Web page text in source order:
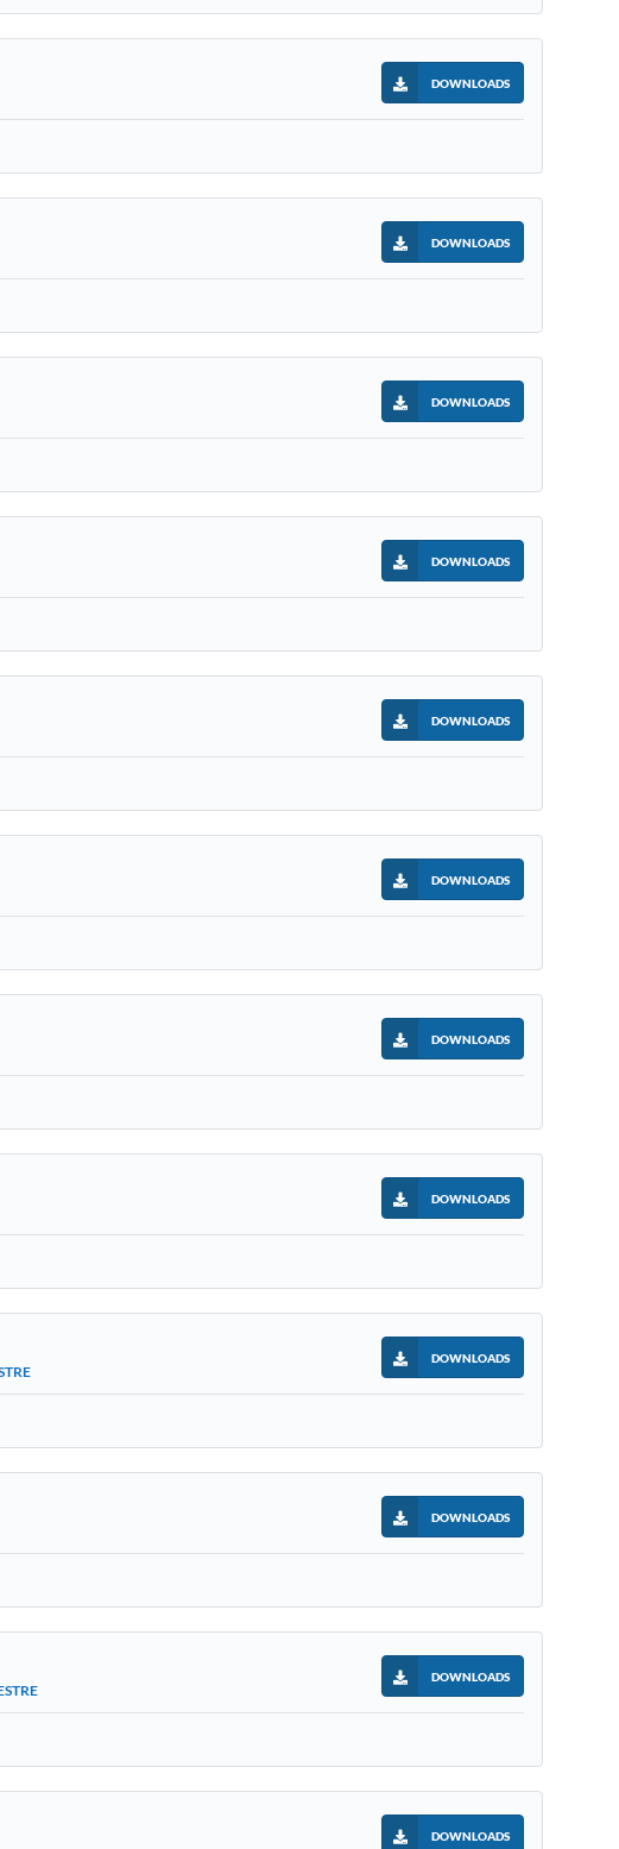
DOWNLOADS
DOWNLOADS
DOWNLOADS
DOWNLOADS
DOWNLOADS
DOWNLOADS
DOWNLOADS
DOWNLOADS
DOWNLOADS
DOWNLOADS
DOWNLOADS
DOWNLOADS